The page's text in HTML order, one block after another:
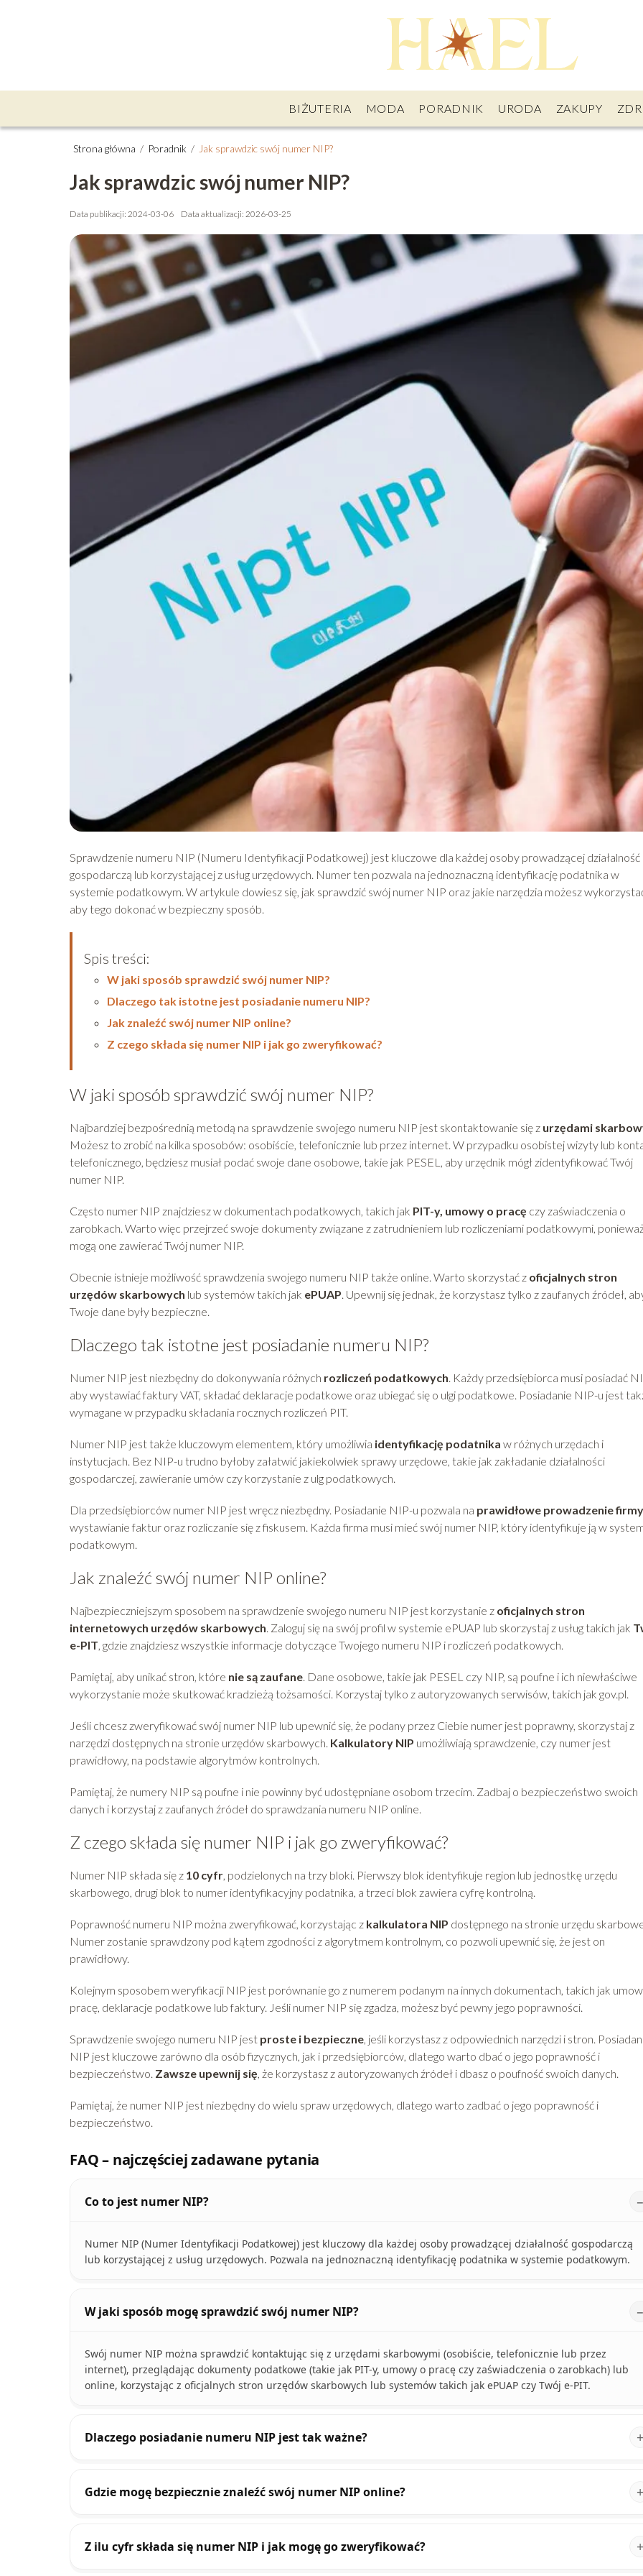
BIŻUTERIA MODA PORADNIK URODA ZAKUPY
Strona główna / Poradnik / Jak sprawdzic swój numer NIP?
Jak sprawdzic swój numer NIP?
Data publikacji: 2024-03-06 Data aktualizacji: 2026-03-25
Sprawdzenie numeru NIP (Numeru Identyfikacji Podatkowej) jest kluczowe dla każdej osoby prowadzącej działalność
gospodarczą lub korzystającej z usług urzędowych. Numer ten pozwala na jednoznaczną identyfikację podatnika w
systemie podatkowym. W artykule dowiesz się, jak sprawdzić swój numer NIP oraz jakie narzędzia możesz
aby tego dokonać w bezpieczny sposób.
Spis treści:
W jaki sposób sprawdzić swój numer NIP?
Dlaczego tak istotne jest posiadanie numeru NIP?
Jak znaleźć swój numer NIP online?
Z czego składa się numer NIP i jak go zweryfikować?
W jaki sposób sprawdzić swój numer NIP?
Najbardziej bezpośrednią metodą na sprawdzenie swojego numeru NIP jest skontaktowanie się z urzędami
Możesz to zrobić na kilka sposobów: osobiście, telefonicznie lub przez internet. W przypadku osobistej wizyty lub
telefonicznego, będziesz musiał podać swoje dane osobowe, takie jak PESEL, aby urzędnik mógł zidentyfikować Twój
numer NIP.
Często numer NIP znajdziesz w dokumentach podatkowych, takich jak PIT-y, umowy o pracę czy zaświadczenia o
zarobkach. Warto więc przejrzeć swoje dokumenty związane z zatrudnieniem lub rozliczeniami podatkowymi,
mogą one zawierać Twój numer NIP.
Obecnie istnieje możliwość sprawdzenia swojego numeru NIP także online. Warto skorzystać z oficjalnych stron
urzędów skarbowych lub systemów takich jak ePUAP . Upewnij się jednak, że korzystasz tylko z zaufanych źródeł,
Twoje dane były bezpieczne.
Dlaczego tak istotne jest posiadanie numeru NIP?
Numer NIP jest niezbędny do dokonywania różnych rozliczeń podatkowych . Każdy przedsiębiorca musi posiadać
aby wystawiać faktury VAT, składać deklaracje podatkowe oraz ubiegać się o ulgi podatkowe. Posiadanie NIP-u jest
wymagane w przypadku składania rocznych rozliczeń PIT.
Numer NIP jest także kluczowym elementem, który umożliwia identyfikację podatnika w różnych urzędach i
instytucjach. Bez NIP-u trudno byłoby załatwić jakiekolwiek sprawy urzędowe, takie jak zakładanie działalności
gospodarczej, zawieranie umów czy korzystanie z ulg podatkowych.
Dla przedsiębiorców numer NIP jest wręcz niezbędny. Posiadanie NIP-u pozwala na prawidłowe prowadzenie firmy
wystawianie faktur oraz rozliczanie się z fiskusem. Każda firma musi mieć swój numer NIP, który identyfikuje ją w
podatkowym.
Jak znaleźć swój numer NIP online?
Najbezpieczniejszym sposobem na sprawdzenie swojego numeru NIP jest korzystanie z oficjalnych stron
internetowych urzędów skarbowych . Zaloguj się na swój profil w systemie ePUAP lub skorzystaj z usług takich jak
e-PIT , gdzie znajdziesz wszystkie informacje dotyczące Twojego numeru NIP i rozliczeń podatkowych.
Pamiętaj, aby unikać stron, które nie są zaufane . Dane osobowe, takie jak PESEL czy NIP, są poufne i ich niewłaściwe
wykorzystanie może skutkować kradzieżą tożsamości. Korzystaj tylko z autoryzowanych serwisów, takich jak gov.pl.
Jeśli chcesz zweryfikować swój numer NIP lub upewnić się, że podany przez Ciebie numer jest poprawny, skorzystaj z
narzędzi dostępnych na stronie urzędów skarbowych. Kalkulatory NIP umożliwiają sprawdzenie, czy numer jest
prawidłowy, na podstawie algorytmów kontrolnych.
Pamiętaj, że numery NIP są poufne i nie powinny być udostępniane osobom trzecim. Zadbaj o bezpieczeństwo swoich
danych i korzystaj z zaufanych źródeł do sprawdzania numeru NIP online.
Z czego składa się numer NIP i jak go zweryfikować?
Numer NIP składa się z 10 cyfr , podzielonych na trzy bloki. Pierwszy blok identyfikuje region lub jednostkę urzędu
skarbowego, drugi blok to numer identyfikacyjny podatnika, a trzeci blok zawiera cyfrę kontrolną.
Poprawność numeru NIP można zweryfikować, korzystając z kalkulatora NIP dostępnego na stronie urzędu
Numer zostanie sprawdzony pod kątem zgodności z algorytmem kontrolnym, co pozwoli upewnić się, że jest on
prawidłowy.
Kolejnym sposobem weryfikacji NIP jest porównanie go z numerem podanym na innych dokumentach, takich jak
pracę, deklaracje podatkowe lub faktury. Jeśli numer NIP się zgadza, możesz być pewny jego poprawności.
Sprawdzenie swojego numeru NIP jest proste i bezpieczne , jeśli korzystasz z odpowiednich narzędzi i stron.
NIP jest kluczowe zarówno dla osób fizycznych, jak i przedsiębiorców, dlatego warto dbać o jego poprawność i
bezpieczeństwo. Zawsze upewnij się , że korzystasz z autoryzowanych źródeł i dbasz o poufność swoich danych.
Pamiętaj, że numer NIP jest niezbędny do wielu spraw urzędowych, dlatego warto zadbać o jego poprawność i
bezpieczeństwo.
FAQ – najczęściej zadawane pytania
Co to jest numer NIP?
Numer NIP (Numer Identyfikacji Podatkowej) jest kluczowy dla każdej osoby prowadzącej działalność gospodarczą
lub korzystającej z usług urzędowych. Pozwala na jednoznaczną identyfikację podatnika w systemie podatkowym.
W jaki sposób mogę sprawdzić swój numer NIP?
Swój numer NIP można sprawdzić kontaktując się z urzędami skarbowymi (osobiście, telefonicznie lub przez
internet), przeglądając dokumenty podatkowe (takie jak PIT-y, umowy o pracę czy zaświadczenia o zarobkach) lub
online, korzystając z oficjalnych stron urzędów skarbowych lub systemów takich jak ePUAP czy Twój e-PIT.
Dlaczego posiadanie numeru NIP jest tak ważne?
Gdzie mogę bezpiecznie znaleźć swój numer NIP online?
Z ilu cyfr składa się numer NIP i jak mogę go zweryfikować?